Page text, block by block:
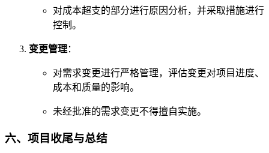
对成本超支的部分进行原因分析，并采取措施进行
控制。
变更管理：
对需求变更进行严格管理，评估变更对项目进度、
成本和质量的影响。
未经批准的需求变更不得擅自实施。
六、项目收尾与总结